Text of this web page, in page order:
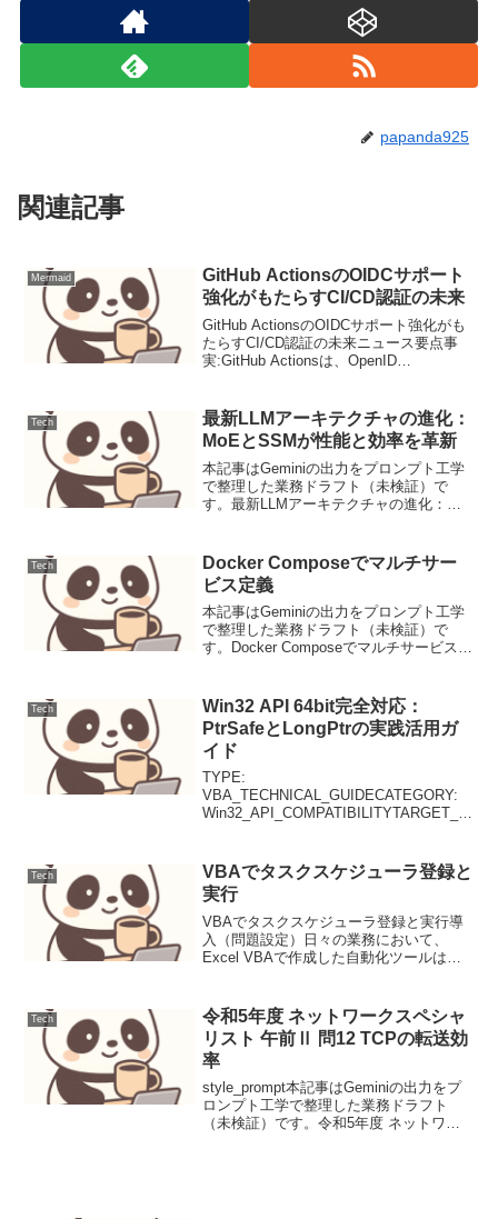
papanda925
関連記事
Mermaid
GitHub ActionsのOIDCサポート
強化がもたらすCI/CD認証の未来
GitHub ActionsのOIDCサポート強化がも
たらすCI/CD認証の未来ニュース要点事
実:GitHub Actionsは、OpenID
機能のサポート...
Tech
最新LLMアーキテクチャの進化：
MoEとSSMが性能と効率を革新
本記事はGeminiの出力をプロンプト工学
で整理した業務ドラフト（未検証）で
す。最新LLMアーキテクチャの進化：
加速しており、そのアーキテクチャと性
能は日々向上し...
Tech
Docker Composeでマルチサー
ビス定義
本記事はGeminiの出力をプロンプト工学
で整理した業務ドラフト（未検証）で
す。Docker Composeでマルチサービス定
ルを管理するためのツールです...
Tech
Win32 API 64bit完全対応：
PtrSafeとLongPtrの実践活用ガ
イド
TYPE:
VBA_TECHNICAL_GUIDECATEGORY:
Win32_API_COMPATIBILITYTARGET_O
PtrSafe, LongPtr,...
Tech
VBAでタスクスケジューラ登録と
実行
VBAでタスクスケジューラ登録と実行導
入（問題設定）日々の業務において、
Excel VBAで作成した自動化ツールは強
ちです。「特定の時間にレポートを自動
生成したい」「週...
Tech
令和5年度 ネットワークスペシャ
リスト 午前Ⅱ 問12 TCPの転送効
率
style_prompt本記事はGeminiの出力をプ
ロンプト工学で整理した業務ドラフト
（未検証）です。令和5年度 ネットワー